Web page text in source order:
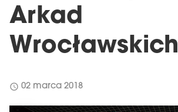
Arkad
Wrocławskich
schedule 02 marca 2018